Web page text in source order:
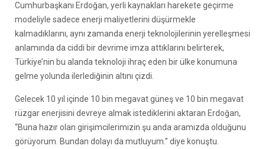
Cumhurbaşkanı Erdoğan, yerli kaynakları harekete geçirme
modeliyle sadece enerji maliyetlerini düşürmekle
kalmadıklarını, aynı zamanda enerji teknolojilerinin yerelleşmesi
anlamında da ciddi bir devrime imza attıklarını belirterek,
Türkiye’nin bu alanda teknoloji ihraç eden bir ülke konumuna
gelme yolunda ilerlediğinin altını çizdi.
Gelecek 10 yıl içinde 10 bin megavat güneş ve 10 bin megavat
rüzgar enerjisini devreye almak istediklerini aktaran Erdoğan,
“Buna hazır olan girişimcilerimizin şu anda aramızda olduğunu
görüyorum. Bundan dolayı da mutluyum.” diye konuştu.